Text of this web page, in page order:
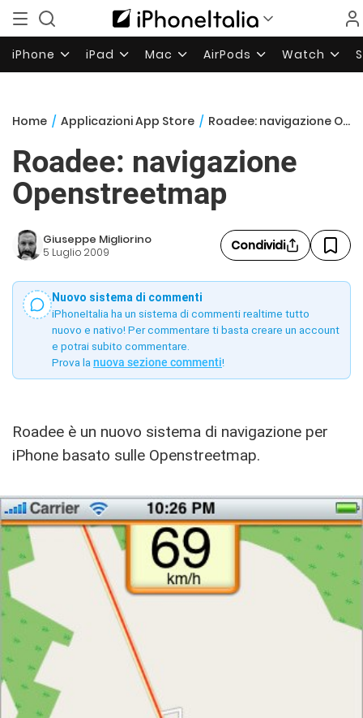
iPhone iPad Mac AirPods Watch
Home / Applicazioni App Store / Roadee: navigazione Openstreetmap
Roadee: navigazione
Openstreetmap
Giuseppe Migliorino
5 Luglio 2009 Condividi
Nuovo sistema di commenti
iPhoneItalia ha un sistema di commenti realtime tutto
nuovo e nativo! Per commentare ti basta creare un account
e potrai subito commentare.
Prova la nuova sezione commenti!
Roadee è un nuovo sistema di navigazione per
iPhone basato sulle Openstreetmap.